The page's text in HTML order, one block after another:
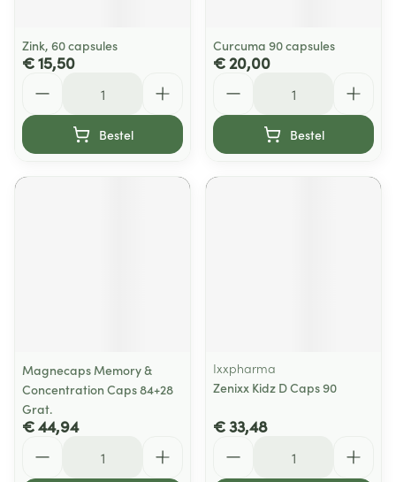
Zink, 60 capsules
€ 15,50
Bestel
Curcuma 90 capsules
€ 20,00
Bestel
Magnecaps Memory &
Concentration Caps 84+28
Grat.
€ 44,94
Ixxpharma
Zenixx Kidz D Caps 90
€ 33,48